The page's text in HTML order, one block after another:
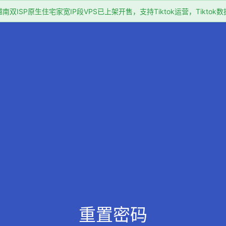
南双ISP原生住宅家宽IP段VPS已上架开售，支持Tiktok运营，Tiktok
重置密码